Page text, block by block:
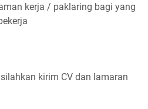
kerja / paklaring bagi yang
kirim CV dan lamaran